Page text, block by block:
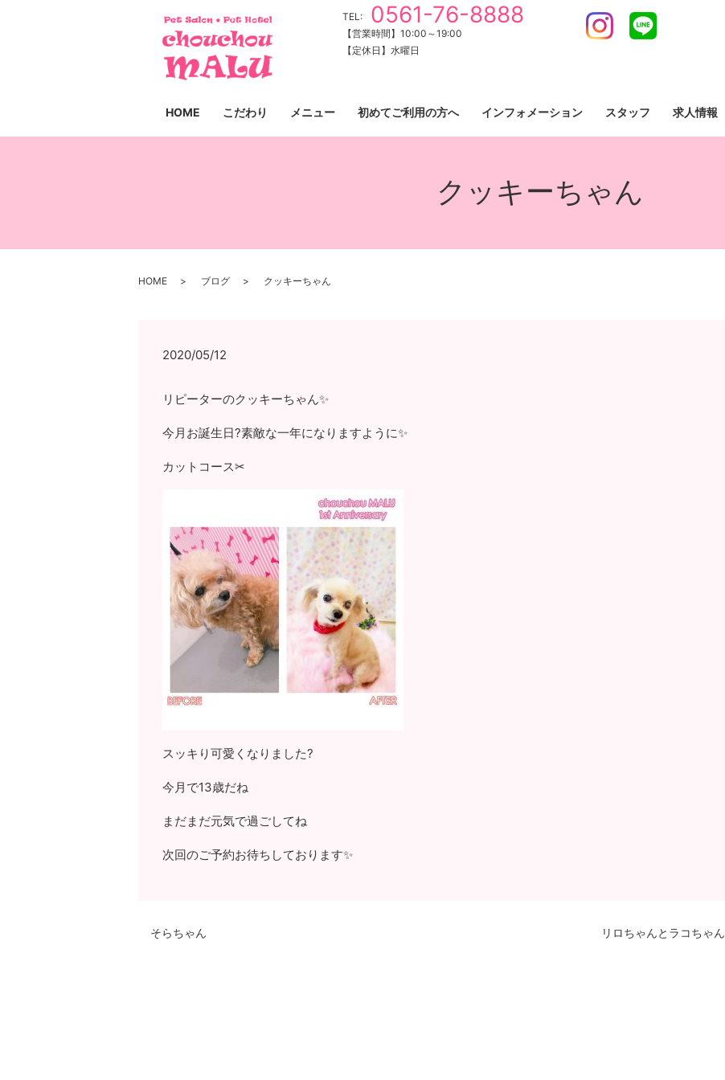
TEL: 0561-76-8888
【営業時間】10:00～19:00
【定休日】水曜日
Instagram
HOME こだわり メニュー 初めてご利用の方へ インフォメーション スタッフ 求人情報
クッキーちゃん
HOME ブログ クッキーちゃん
2020/05/12
リピーターのクッキーちゃん✨
今月お誕生日?素敵な一年になりますように✨
カットコース✂
スッキり可愛くなりました?
今月で13歳だね
まだまだ元気で過ごしてね
次回のご予約お待ちしております✨
そらちゃん リロちゃんとラコちゃん